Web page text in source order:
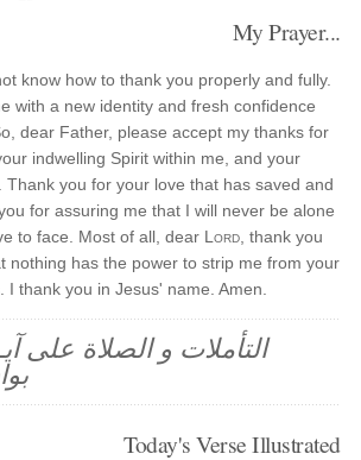
My Prayer...
know how to thank you properly and fully.
with a new identity and fresh confidence
dear Father, please accept my thanks for
indwelling Spirit within me, and your
Thank you for your love that has saved and
for assuring me that I will never be alone
to face. Most of all, dear Lord , thank you
nothing has the power to strip me from your
I thank you in Jesus' name. Amen.
التأملات و الصلاة على
Today's Verse Illustrated